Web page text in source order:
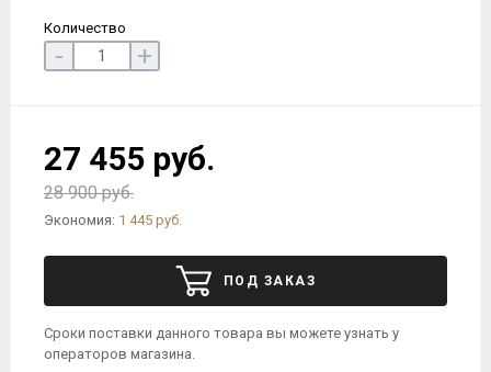
Количество
- +
27 455 руб.
28 900 руб.
Экономия: 1 445 руб.
ПОД ЗАКАЗ
Сроки поставки данного товара вы можете узнать у
операторов магазина.